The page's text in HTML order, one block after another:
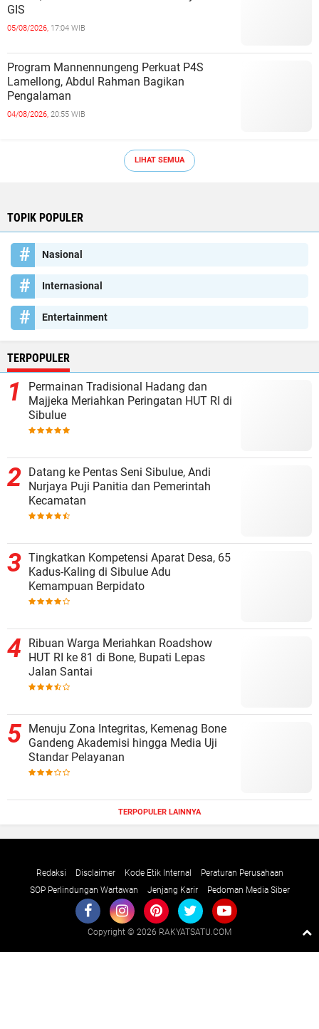
GIS
05/08/2026, 17:04 WIB
Program Mannennungeng Perkuat P4S
Lamellong, Abdul Rahman Bagikan
Pengalaman
04/08/2026, 20:55 WIB
LIHAT SEMUA
TOPIK POPULER
Nasional
Internasional
Entertainment
TERPOPULER
Permainan Tradisional Hadang dan
Majjeka Meriahkan Peringatan HUT RI di
Sibulue
Datang ke Pentas Seni Sibulue, Andi
Nurjaya Puji Panitia dan Pemerintah
Kecamatan
Tingkatkan Kompetensi Aparat Desa, 65
Kadus-Kaling di Sibulue Adu
Kemampuan Berpidato
Ribuan Warga Meriahkan Roadshow
HUT RI ke 81 di Bone, Bupati Lepas
Jalan Santai
Menuju Zona Integritas, Kemenag Bone
Gandeng Akademisi hingga Media Uji
Standar Pelayanan
TERPOPULER LAINNYA
Redaksi Disclaimer Kode Etik Internal
Peraturan Perusahaan
SOP Perlindungan Wartawan
Jenjang Karir Pedoman Media Siber
Copyright © 2026 RAKYATSATU.COM
Raushan